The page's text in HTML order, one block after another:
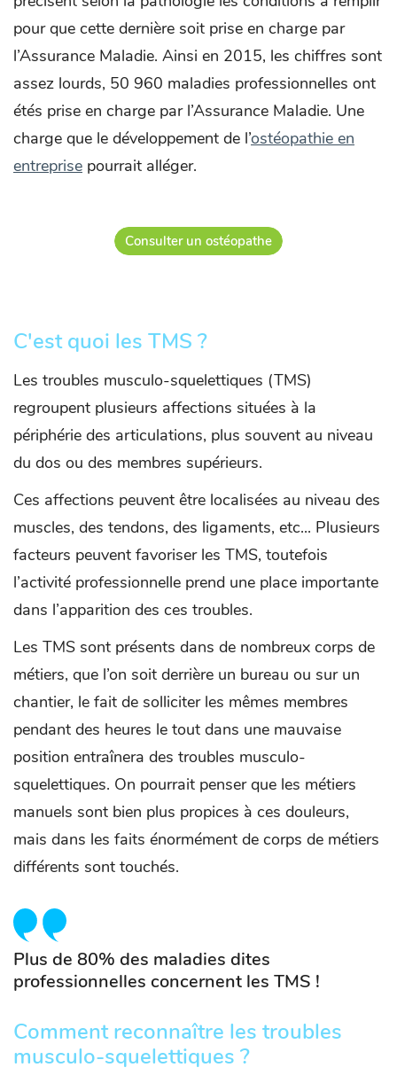
pour que cette dernière soit prise en charge par
l’Assurance Maladie. Ainsi en 2015, les chiffres sont
assez lourds, 50 960 maladies professionnelles ont
étés prise en charge par l’Assurance Maladie. Une
charge que le développement de l’ostéopathie en
entreprise pourrait alléger.
Consulter un ostéopathe
C'est quoi les TMS ?
Les troubles musculo-squelettiques (TMS)
regroupent plusieurs affections situées à la
périphérie des articulations, plus souvent au niveau
du dos ou des membres supérieurs.
Ces affections peuvent être localisées au niveau des
muscles, des tendons, des ligaments, etc... Plusieurs
facteurs peuvent favoriser les TMS, toutefois
l’activité professionnelle prend une place importante
dans l’apparition des ces troubles.
Les TMS sont présents dans de nombreux corps de
métiers, que l’on soit derrière un bureau ou sur un
chantier, le fait de solliciter les mêmes membres
pendant des heures le tout dans une mauvaise
position entraînera des troubles musculo-
squelettiques. On pourrait penser que les métiers
manuels sont bien plus propices à ces douleurs,
mais dans les faits énormément de corps de métiers
différents sont touchés.
Plus de 80% des maladies dites
professionnelles concernent les TMS !
Comment reconnaître les troubles
musculo-squelettiques ?